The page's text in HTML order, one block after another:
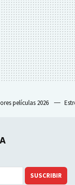
películas 2026
SUSCRIBIR